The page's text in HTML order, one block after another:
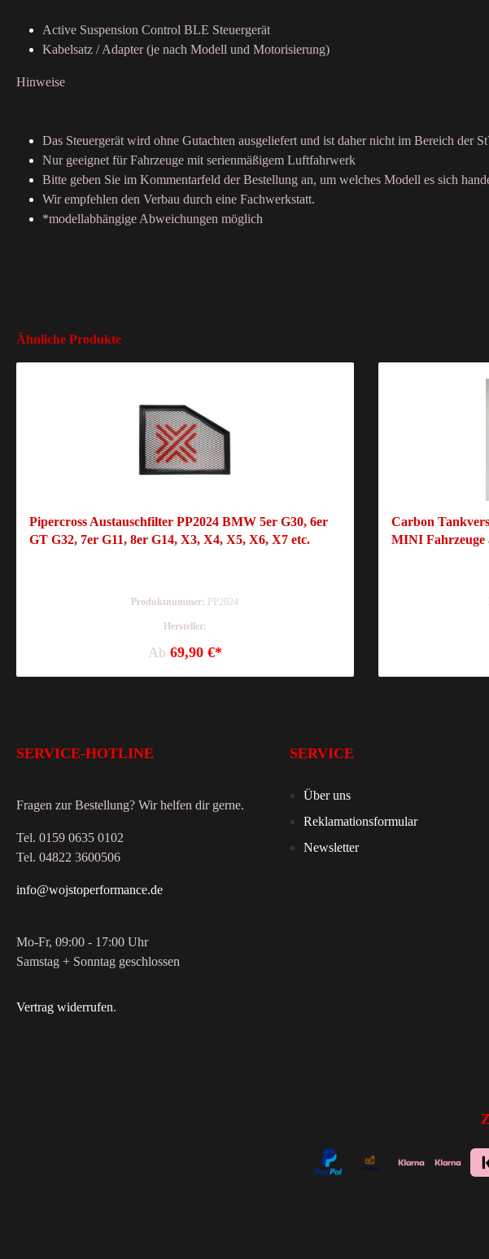
Active Suspension Control BLE Steuergerät
Kabelsatz / Adapter (je nach Modell und Motorisierung)
Hinweise
Das Steuergerät wird ohne Gutachten ausgeliefert und ist daher nicht im Bereich der
Nur geeignet für Fahrzeuge mit serienmäßigem Luftfahrwerk
Bitte geben Sie im Kommentarfeld der Bestellung an, um welches Modell es sich
Wir empfehlen den Verbau durch eine Fachwerkstatt.
*modellabhängige Abweichungen möglich
Ähnliche Produkte
Pipercross Austauschfilter PP2024 BMW 5er G30, 6er
GT G32, 7er G11, 8er G14, X3, X4, X5, X6, X7 etc.
Produktnummer: PP2024
Hersteller:
Ab 69,90 €*
Carbon
MINI Fahrzeuge
SERVICE-HOTLINE
Fragen zur Bestellung? Wir helfen dir gerne.
Tel. 0159 0635 0102
Tel. 04822 3600506
info@wojstoperformance.de
Mo-Fr, 09:00 - 17:00 Uhr
Samstag + Sonntag geschlossen
Vertrag widerrufen.
SERVICE
Über uns
Reklamationsformular
Newsletter